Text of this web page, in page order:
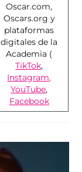
Oscar.com,
Oscars.org y
plataformas
digitales de la
Academia (
TikTok,
Instagram,
YouTube,
Facebook